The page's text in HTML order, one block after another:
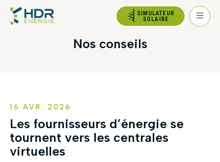
SIMULATEUR
SOLAIRE
Nos conseils
16 AVR. 2026
Les fournisseurs d’énergie se
tournent vers les centrales
virtuelles